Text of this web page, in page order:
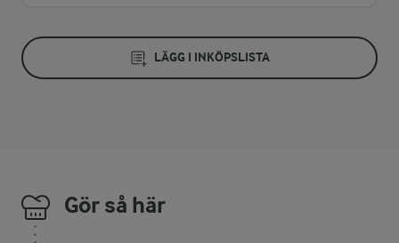
LÄGG I INKÖPSLISTA
Gör så här